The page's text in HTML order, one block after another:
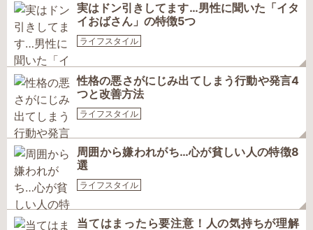
実はドン引きしてます…男性に聞いた「イタ
イおばさん」の特徴5つ
ライフスタイル
性格の悪さがにじみ出てしまう行動や発言4
つと改善方法
ライフスタイル
周囲から嫌われがち…心が貧しい人の特徴8
選
ライフスタイル
当てはまったら要注意！人の気持ちが理解